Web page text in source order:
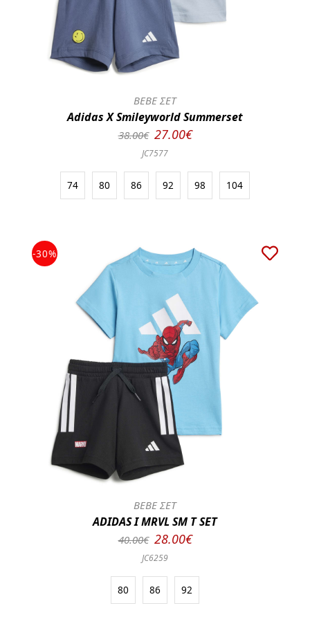
BEBE ΣΕΤ
Adidas X Smileyworld Summerset
38.00€ 27.00€
JC7577
74 80 86 92 98 104
-30%
BEBE ΣΕΤ
ADIDAS I MRVL SM T SET
40.00€ 28.00€
JC6259
80 86 92